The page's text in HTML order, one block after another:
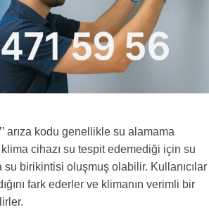
arıza kodu genellikle su alamama
cihazı su tespit edemediği için su
birikintisi oluşmuş olabilir. Kullanıcılar
fark ederler ve klimanın verimli bir